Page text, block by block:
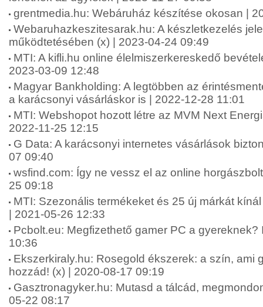
grentmedia.hu: Webáruház készítése okosan |
Webaruhazkeszitesarak.hu: A készletkezelés
működtetésében (x) | 2023-04-24 09:49
MTI: A kifli.hu online élelmiszerkereskedő
2023-03-09 12:48
Magyar Bankholding: A legtöbben az
a karácsonyi vásárláskor is | 2022-12-28 11:01
MTI: Webshopot hozott létre az MVM Next
2022-11-25 12:15
G Data: A karácsonyi internetes vásárlások
07 09:40
wsfind.com: Így ne vessz el az online
25 09:18
MTI: Szezonális termékeket és 25 új márkát
| 2021-05-26 12:33
Pcbolt.eu: Megfizethető gamer PC a gyereknek?
10:36
Ekszerkiraly.hu: Rosegold ékszerek: a szín, ami
hozzád! (x) | 2020-08-17 09:19
Gasztronagyker.hu: Mutasd a tálcád,
05-22 08:17